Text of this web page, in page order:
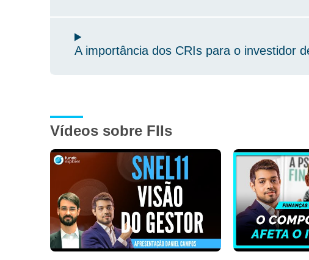
A importância dos CRIs para o investidor
Vídeos sobre FIIs